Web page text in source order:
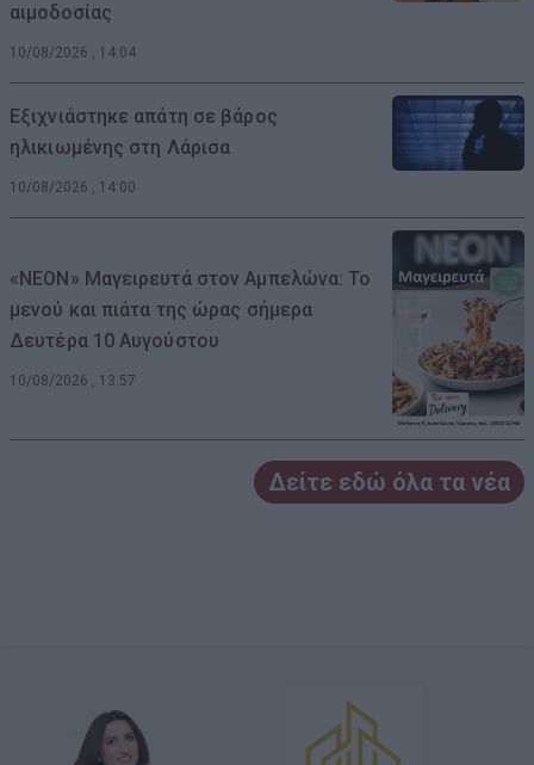
αιμοδοσίας
10/08/2026 , 14:04
Εξιχνιάστηκε απάτη σε βάρος
ηλικιωμένης στη Λάρισα
10/08/2026 , 14:00
«ΝΕΟΝ» Μαγειρευτά στον Αμπελώνα: Το
μενού και πιάτα της ώρας σήμερα
Δευτέρα 10 Αυγούστου
10/08/2026 , 13:57
Δείτε εδώ όλα τα νέα